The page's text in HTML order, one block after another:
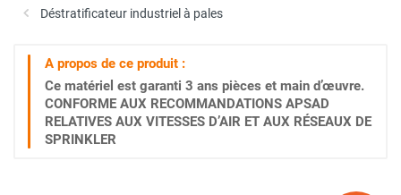
Déstratificateur industriel à pales
A propos de ce produit :
Ce matériel est garanti 3 ans pièces et main d’œuvre.
CONFORME AUX RECOMMANDATIONS APSAD
RELATIVES AUX VITESSES D’AIR ET AUX RÉSEAUX DE
SPRINKLER